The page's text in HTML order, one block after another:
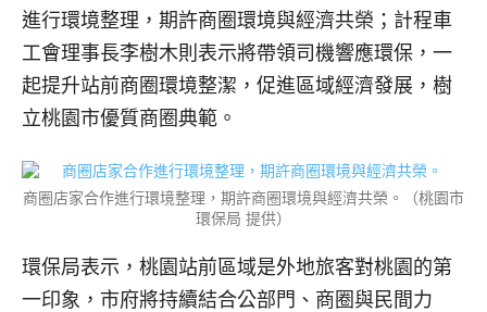
進行環境整理，期許商圈環境與經濟共榮；計程車
工會理事長李樹木則表示將帶領司機響應環保，一
起提升站前商圈環境整潔，促進區域經濟發展，樹
立桃園市優質商圈典範。
商圈店家合作進行環境整理，期許商圈環境與經濟共榮。（桃園市
環保局 提供）
環保局表示，桃園站前區域是外地旅客對桃園的第
一印象，市府將持續結合公部門、商圈與民間力